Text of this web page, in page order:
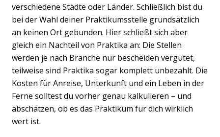
verschiedene Städte oder Länder. Schließlich bist du
bei der Wahl deiner Praktikumsstelle grundsätzlich
an keinen Ort gebunden. Hier schließt sich aber
gleich ein Nachteil von Praktika an: Die Stellen
werden je nach Branche nur bescheiden vergütet,
teilweise sind Praktika sogar komplett unbezahlt. Die
Kosten für Anreise, Unterkunft und ein Leben in der
Ferne solltest du vorher genau kalkulieren – und
abschätzen, ob es das Praktikum für dich wirklich
wert ist.